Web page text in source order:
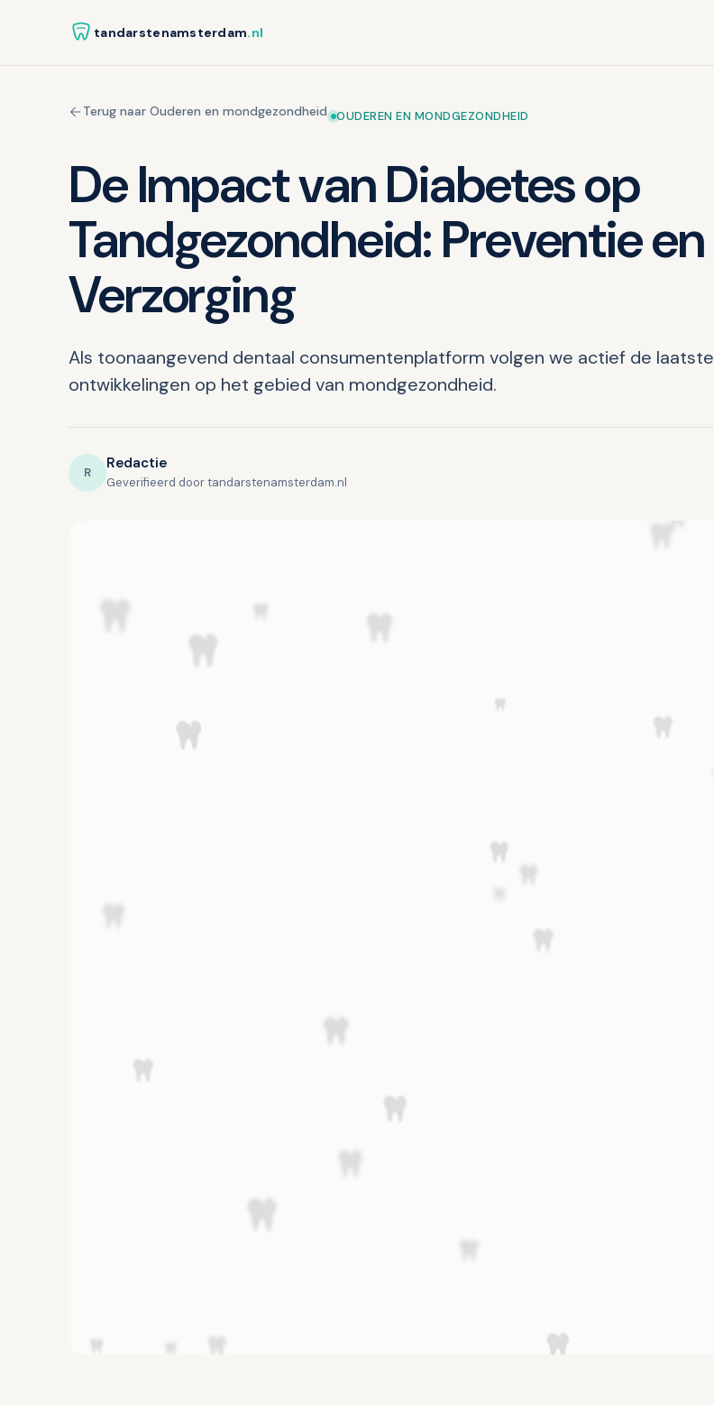
tandarstenamsterdam.nl
Terug naar Ouderen en mondgezondheid OUDEREN EN MONDGEZONDHEID
De Impact van Diabetes op
Tandgezondheid: Preventie en
Verzorging
Als toonaangevend dentaal consumentenplatform volgen we actief de laatste
ontwikkelingen op het gebied van mondgezondheid.
R Redactie
Geverifieerd door tandarstenamsterdam.nl